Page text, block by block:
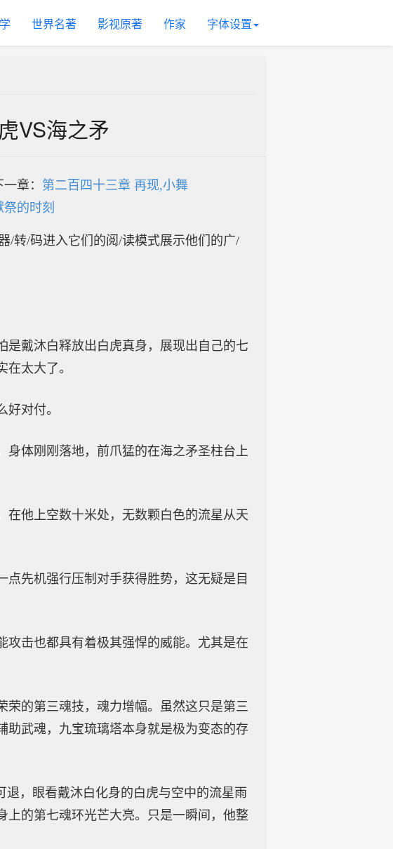
世界名著 影视原著 作家 字体设置
VS海之矛
一章： 第二百四十三章 再现,小舞
祭的时刻
/转/码进入它们的阅/读模式展示他们的广/
是戴沐白释放出白虎真身，展现出自己的七
太大了。
对付。
体刚刚落地，前爪猛的在海之矛圣柱台上
他上空数十米处，无数颗白色的流星从天
先机强行压制对手获得胜势，这无疑是目
击也都具有着极其强悍的威能。尤其是在
荣的第三魂技，魂力增幅。虽然这只是第三
助武魂，九宝琉璃塔本身就是极为变态的存
，眼看戴沐白化身的白虎与空中的流星雨
的第七魂环光芒大亮。只是一瞬间，他整